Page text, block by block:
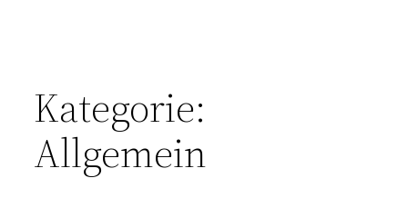
Kategorie:
Allgemein